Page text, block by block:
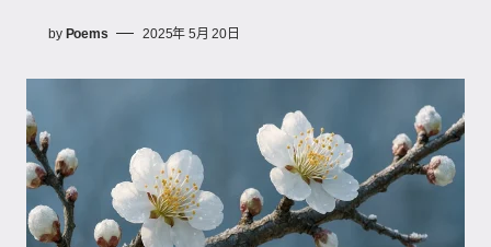
by Poems 2025年 5月 20日